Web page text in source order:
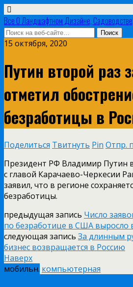
Все О Ландшафтном Дизайне,
15 октября, 2020
Путин второй раз
отметил
безработицы в
Поделиться Твитнуть Pin Отпр.
Президент РФ Владимир Путин
с главой Карачаево-Черкесии
заявил, что в регионе
безработицы.
предыдущая запись Число
по безработице в США выросло
следующая запись За длинным
бизнес возвращается в Россию
Наверх
мобильн. компьютерная